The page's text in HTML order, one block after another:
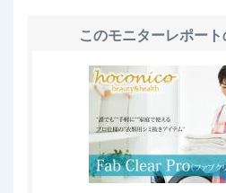
このモニターレポー